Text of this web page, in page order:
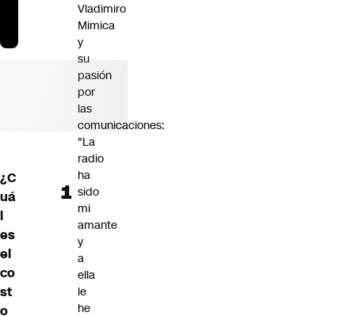
¿C
uá
l
es
el
co
st
o
Vladimiro
Mimica
y
su
pasión
por
las
comunicaciones:
"La
radio
ha
sido
mi
amante
y
a
ella
le
he